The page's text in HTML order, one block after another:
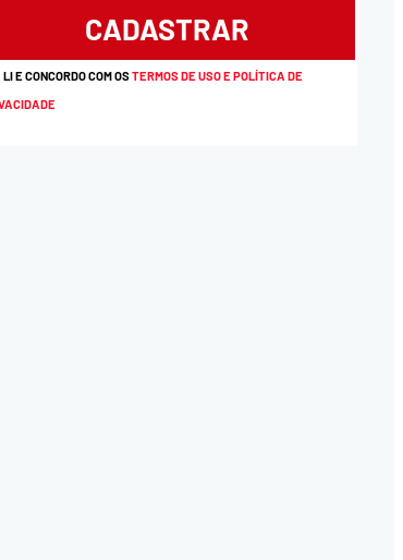
LI E CONCORDO COM OSTERMOS DE USO E POLÍTICA DE